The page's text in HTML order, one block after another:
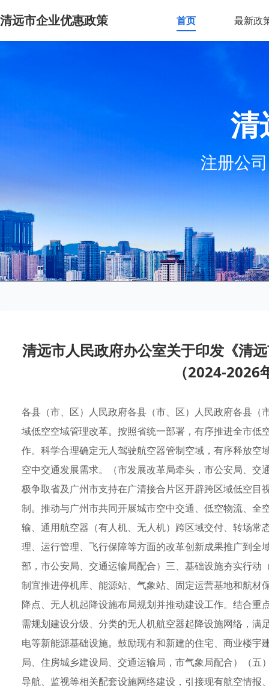
清远市企业优惠政策 首页 最新政
清
注册公
清远市人民政府办公室关于印发《清
（2024-2026
各县（市、区）人民政府各县（市、区）人民政府各县
域低空空域管理改革。按照省统一部署，有序推进全市
作。科学合理确定无人驾驶航空器管制空域，有序释放
空中交通发展需求。（市发展改革局牵头，市公安局、
极争取省及广州市支持在广清接合片区开辟跨区域低空
制。推动与广州市共同开展城市空中交通、低空物流、
输、通用航空器（有人机、无人机）跨区域交付、转场
理、运行管理、飞行保障等方面的改革创新成果推广到
部，市公安局、交通运输局配合）三、基础设施夯实行
制宜推进停机库、能源站、气象站、固定运营基地和航
降点、无人机起降设施布局规划并推动建设工作。结合
需规划建设分级、分类的无人机航空器起降设施网络，
电等新能源基础设施。鼓励现有和新建的住宅、商业楼
局、住房城乡建设局、交通运输局，市气象局配合）（
导航、监视等相关配套设施网络建设，引接现有航空情